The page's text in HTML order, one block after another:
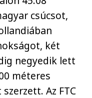
csúcsot,
két
negyedik lett
méteres
Az FTC